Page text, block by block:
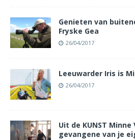
Genieten van
Fryske Gea
26/04/2017
Leeuwarder Iris is
26/04/2017
Uit de KUNST
gevangene van je